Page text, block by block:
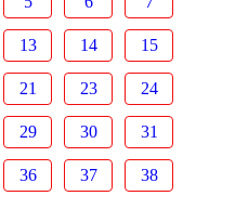
13 14 15
21 23 24
29 30 31
36 37 38